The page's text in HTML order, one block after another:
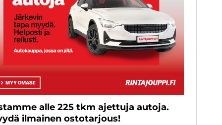
alle 225 tkm ajettuja autoja.
ilmainen ostotarjous!